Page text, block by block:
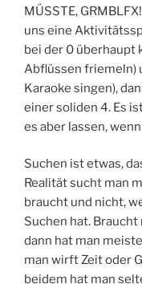
MÜSSTE,
uns eine
bei der 0 überhaupt
Abflüssen friemeln)
Karaoke singen),
einer soliden 4. Es
es aber lassen,
Suchen ist etwas,
Realität sucht man
braucht und nicht,
Suchen hat.
dann hat man
man wirft Zeit oder
beidem hat man